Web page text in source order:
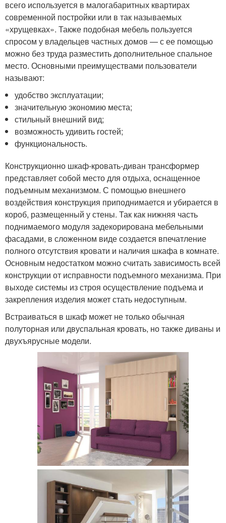
всего используется в малогабаритных квартирах
современной постройки или в так называемых
«хрущевках». Также подобная мебель пользуется
спросом у владельцев частных домов — с ее помощью
можно без труда разместить дополнительное спальное
место. Основными преимуществами пользователи
называют:
удобство эксплуатации;
значительную экономию места;
стильный внешний вид;
возможность удивить гостей;
функциональность.
Конструкционно шкаф-кровать-диван трансформер
представляет собой место для отдыха, оснащенное
подъемным механизмом. С помощью внешнего
воздействия конструкция приподнимается и убирается в
короб, размещенный у стены. Так как нижняя часть
поднимаемого модуля задекорирована мебельными
фасадами, в сложенном виде создается впечатление
полного отсутствия кровати и наличия шкафа в комнате.
Основным недостатком можно считать зависимость всей
конструкции от исправности подъемного механизма. При
выходе системы из строя осуществление подъема и
закрепления изделия может стать недоступным.
Встраиваться в шкаф может не только обычная
полуторная или двуспальная кровать, но также диваны и
двухъярусные модели.